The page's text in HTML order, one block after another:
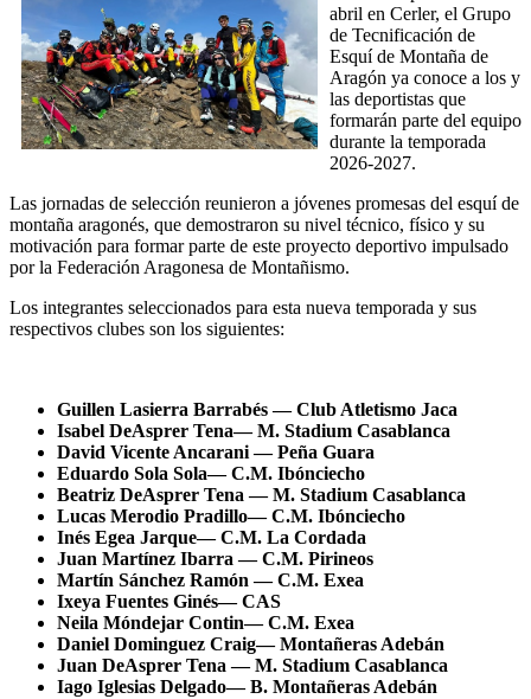
abril en Cerler, el Grupo
de Tecnificación de
Esquí de Montaña de
Aragón ya conoce a los y
las deportistas que
formarán parte del equipo
durante la temporada
2026-2027.
Las jornadas de selección reunieron a jóvenes promesas del esquí de
montaña aragonés, que demostraron su nivel técnico, físico y su
motivación para formar parte de este proyecto deportivo impulsado
por la Federación Aragonesa de Montañismo.
Los integrantes seleccionados para esta nueva temporada y sus
respectivos clubes son los siguientes:
Guillen Lasierra Barrabés — Club Atletismo Jaca
Isabel DeAsprer Tena— M. Stadium Casablanca
David Vicente Ancarani — Peña Guara
Eduardo Sola Sola— C.M. Ibónciecho
Beatriz DeAsprer Tena — M. Stadium Casablanca
Lucas Merodio Pradillo— C.M. Ibónciecho
Inés Egea Jarque— C.M. La Cordada
Juan Martínez Ibarra — C.M. Pirineos
Martín Sánchez Ramón — C.M. Exea
Ixeya Fuentes Ginés— CAS
Neila Móndejar Contin— C.M. Exea
Daniel Dominguez Craig— Montañeras Adebán
Juan DeAsprer Tena — M. Stadium Casablanca
Iago Iglesias Delgado— B. Montañeras Adebán